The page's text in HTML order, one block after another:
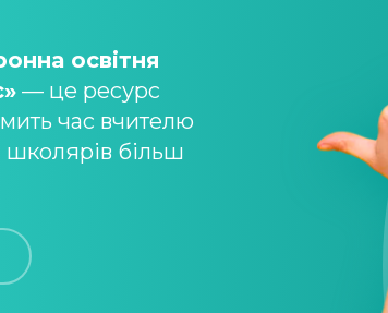
освітня
— це ресурс
час вчителю
школярів більш